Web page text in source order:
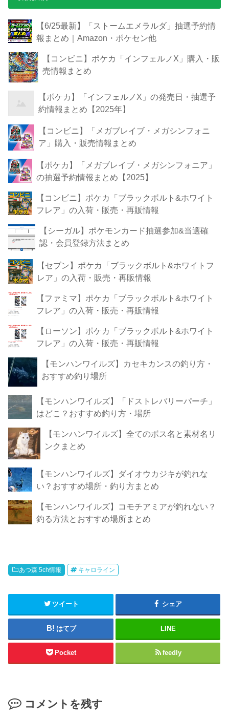
【6/25最新】「ストームエメラルダ」抽選予約情
報まとめ｜Amazon・ポケセン他
【コンビニ】ポケカ「インフェルノX」購入・販
売情報まとめ
【ポケカ】「インフェルノX」の発売日・抽選予
約情報まとめ【2025年】
【コンビニ】「メガブレイブ・メガシンフォニ
ア」購入・販売情報まとめ
【ポケカ】「メガブレイブ・メガシンフォニア」
の抽選予約情報まとめ【2025】
【コンビニ】ポケカ「ブラックボルト&ホワイト
フレア」の入荷・販売・再販情報
【シーガル】ポケモンカード抽選参加&当選確
認・会員登録方法まとめ
【セブン】ポケカ「ブラックボルト&ホワイトフ
レア」の入荷・販売・再販情報
【ファミマ】ポケカ「ブラックボルト&ホワイト
フレア」の入荷・販売・再販情報
【ローソン】ポケカ「ブラックボルト&ホワイト
フレア」の入荷・販売・再販情報
【モンハンワイルズ】カセキカンスの釣り方・
おすすめ釣り場所
【モンハンワイルズ】「ドストレバリーパーチ」
はどこ？おすすめ釣り方・場所
【モンハンワイルズ】全てのボス名と素材名リ
ンクまとめ
【モンハンワイルズ】ダイオウカジキが釣れな
い？おすすめ場所・釣り方まとめ
【モンハンワイルズ】コモチアミアが釣れない？
釣る方法とおすすめ場所まとめ
あつ森 5ch情報 キャロライン
ツイート シェア
はてブ LINE
Pocket feedly
コメントを残す